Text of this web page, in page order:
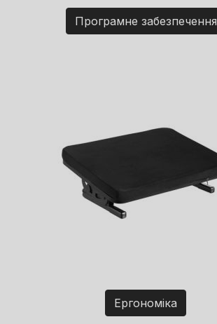
Програмне забезпечення
Ергономіка